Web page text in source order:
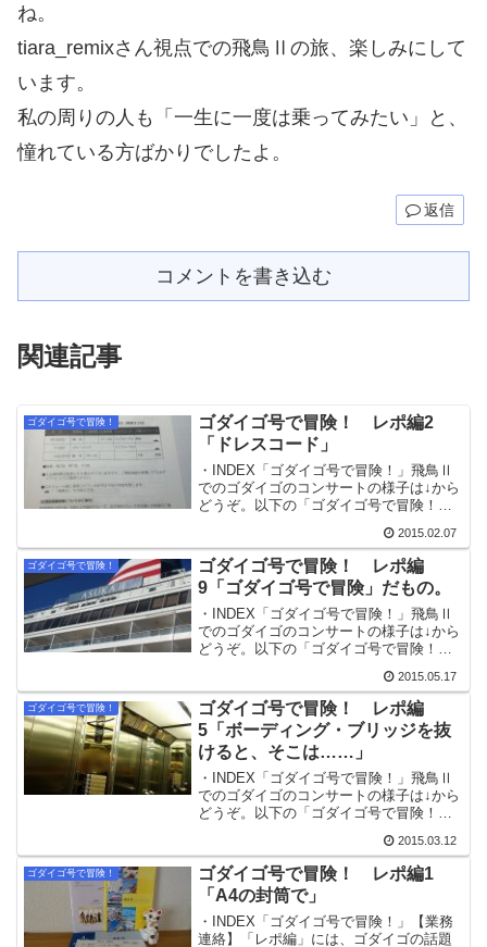
ね。
tiara_remixさん視点での飛鳥Ⅱの旅、楽しみにして
います。
私の周りの人も「一生に一度は乗ってみたい」と、
憧れている方ばかりでしたよ。
返信
コメントを書き込む
関連記事
ゴダイゴ号で冒険！
ゴダイゴ号で冒険！ レポ編2
「ドレスコード」
・INDEX「ゴダイゴ号で冒険！」飛鳥Ⅱ
でのゴダイゴのコンサートの様子は↓から
どうぞ。以下の「ゴダイゴ号で冒険！
船にまつわる記録です。すごーくお時間
がある方は↓からどうぞ。ドレスコードバ
ブル...
2015.02.07
ゴダイゴ号で冒険！
ゴダイゴ号で冒険！ レポ編
9「ゴダイゴ号で冒険」だもの。
・INDEX「ゴダイゴ号で冒険！」飛鳥Ⅱ
でのゴダイゴのコンサートの様子は↓から
どうぞ。以下の「ゴダイゴ号で冒険！
船にまつわる記録です。すごーくお時間
がある方は↓からどうぞ。二日目のあらす
じ飛...
2015.05.17
ゴダイゴ号で冒険！
ゴダイゴ号で冒険！ レポ編
5「ボーディング・ブリッジを抜
けると、そこは……」
・INDEX「ゴダイゴ号で冒険！」飛鳥Ⅱ
でのゴダイゴのコンサートの様子は↓から
どうぞ。以下の「ゴダイゴ号で冒険！
船にまつわる記録です。すごーくお時間
がある方は↓からどうぞ。いや～長かっ
た……...
2015.03.12
ゴダイゴ号で冒険！
ゴダイゴ号で冒険！ レポ編1
「A4の封筒で」
・INDEX「ゴダイゴ号で冒険！」【業務
連絡】「レポ編」には、ゴダイゴの話題